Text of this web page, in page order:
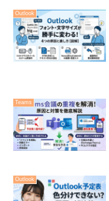
Outlook
Teams
Outlook